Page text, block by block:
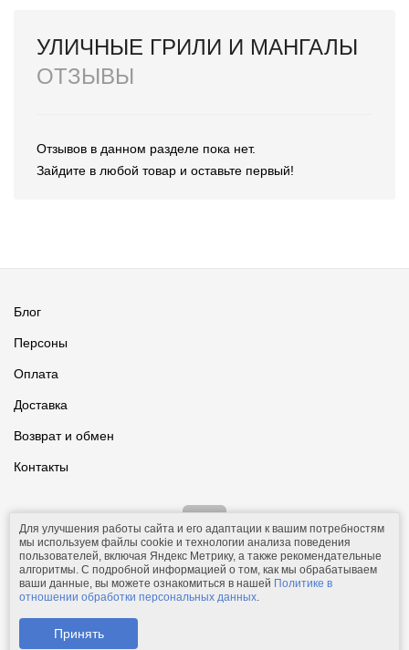
УЛИЧНЫЕ ГРИЛИ И МАНГАЛЫ
ОТЗЫВЫ
Отзывов в данном разделе пока нет.
Зайдите в любой товар и оставьте первый!
Блог
Персоны
Оплата
Доставка
Возврат и обмен
Контакты
© 2011-2026.Comfolio.ru— интернет-магазин текстиля и товаров
для дома.
Для улучшения работы сайта и его адаптации к вашим потребностям
мы используем файлы cookie и технологии анализа поведения
пользователей, включая Яндекс Метрику, а также рекомендательные
алгоритмы. С подробной информацией о том, как мы обрабатываем
ваши данные, вы можете ознакомиться в нашей Политике в
отношении обработки персональных данных.
Принять